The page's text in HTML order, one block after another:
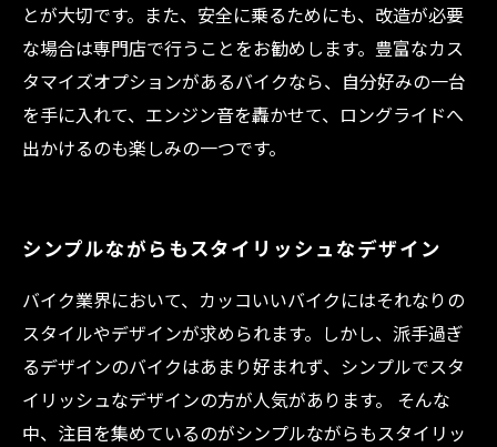
とが大切です。また、安全に乗るためにも、改造が必要
な場合は専門店で行うことをお勧めします。豊富なカス
タマイズオプションがあるバイクなら、自分好みの一台
を手に入れて、エンジン音を轟かせて、ロングライドへ
出かけるのも楽しみの一つです。
シンプルながらもスタイリッシュなデザイン
バイク業界において、カッコいいバイクにはそれなりの
スタイルやデザインが求められます。しかし、派手過ぎ
るデザインのバイクはあまり好まれず、シンプルでスタ
イリッシュなデザインの方が人気があります。 そんな
中、注目を集めているのがシンプルながらもスタイリッ